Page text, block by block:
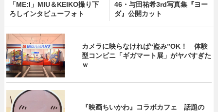
「ME:I」MIU＆KEIKO撮り下
ろしインタビューフォト
46・与田祐希3rd写真集『ヨー
ダ』公開カット
カメラに映らなければ“盗み”OK！ 体験
型コンビニ「ギガマート展」がヤバすぎた
ｗ
『映画ちいかわ』コラボカフェ 話題の